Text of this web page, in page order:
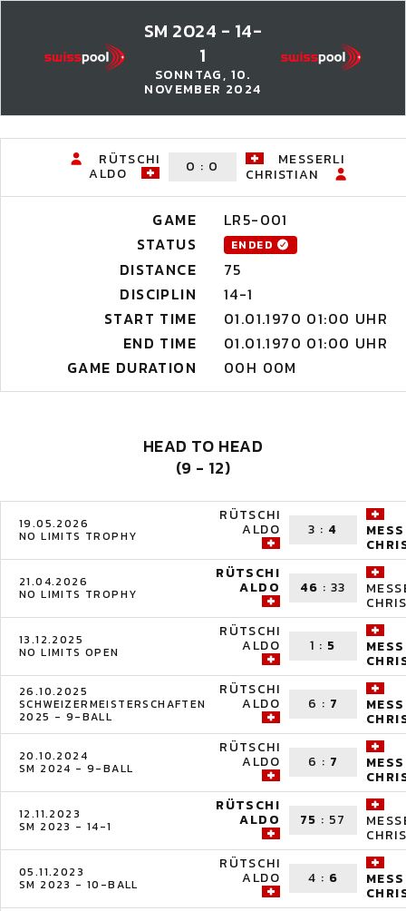
SM 2024 - 14-
1
SONNTAG, 10.
NOVEMBER 2024
RÜTSCHI
ALDO 0 : 0
MESSERLI
CHRISTIAN
GAME
LR5-001
STATUS
ENDED
DISTANCE
75
DISCIPLIN
14-1
START TIME
01.01.1970 01:00 UHR
END TIME
01.01.1970 01:00 UHR
GAME DURATION
00H 00M
HEAD TO HEAD
(9 - 12)
19.05.2026
NO LIMITS TROPHY
RÜTSCHI
ALDO 3 : 4
21.04.2026
NO LIMITS TROPHY
RÜTSCHI
ALDO 46 :33
13.12.2025
NO LIMITS OPEN
RÜTSCHI
ALDO 1 : 5
26.10.2025
SCHWEIZERMEISTERSCHAFTEN
2025 - 9-BALL
RÜTSCHI
ALDO 6 : 7
20.10.2024
SM 2024 - 9-BALL
RÜTSCHI
ALDO 6 : 7
12.11.2023
SM 2023 - 14-1
RÜTSCHI
ALDO 75 : 57
05.11.2023
SM 2023 - 10-BALL
RÜTSCHI
ALDO 4 : 6